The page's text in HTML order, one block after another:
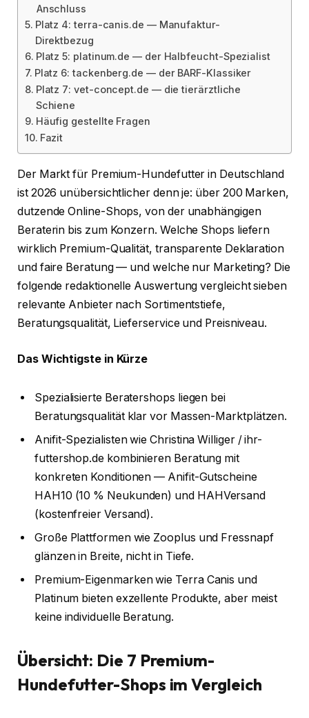
Anschluss
Platz 4: terra-canis.de — Manufaktur-
Direktbezug
Platz 5: platinum.de — der Halbfeucht-Spezialist
Platz 6: tackenberg.de — der BARF-Klassiker
Platz 7: vet-concept.de — die tierärztliche
Schiene
Häufig gestellte Fragen
Fazit
Der Markt für Premium-Hundefutter in Deutschland
ist 2026 unübersichtlicher denn je: über 200 Marken,
dutzende Online-Shops, von der unabhängigen
Beraterin bis zum Konzern. Welche Shops liefern
wirklich Premium-Qualität, transparente Deklaration
und faire Beratung — und welche nur Marketing? Die
folgende redaktionelle Auswertung vergleicht sieben
relevante Anbieter nach Sortimentstiefe,
Beratungsqualität, Lieferservice und Preisniveau.
Das Wichtigste in Kürze
Spezialisierte Beratershops liegen bei
Beratungsqualität klar vor Massen-Marktplätzen.
Anifit-Spezialisten wie Christina Williger / ihr-
futtershop.de kombinieren Beratung mit
konkreten Konditionen — Anifit-Gutscheine
HAH10 (10 % Neukunden) und HAHVersand
(kostenfreier Versand).
Große Plattformen wie Zooplus und Fressnapf
glänzen in Breite, nicht in Tiefe.
Premium-Eigenmarken wie Terra Canis und
Platinum bieten exzellente Produkte, aber meist
keine individuelle Beratung.
Übersicht: Die 7 Premium-
Hundefutter-Shops im Vergleich